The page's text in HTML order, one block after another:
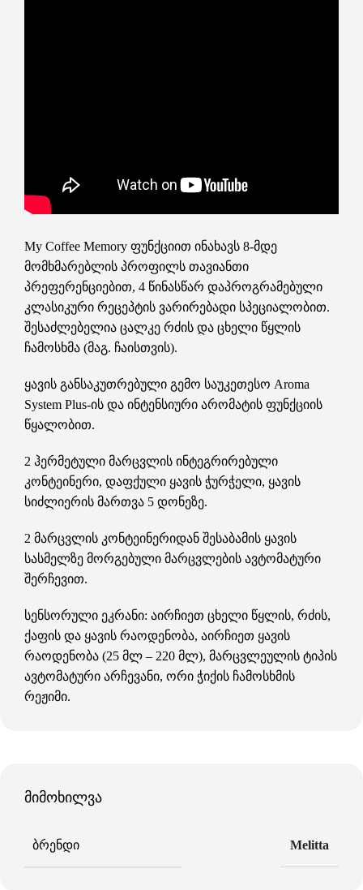
My Coffee Memory ფუნქციით ინახავს 8-მდე
მომხმარებლის პროფილს თავიანთი
პრეფერენციებით, 4 წინასწარ დაპროგრამებული
კლასიკური რეცეპტის ვარირებადი სპეციალობით.
შესაძლებელია ცალკე რძის და ცხელი წყლის
ჩამოსხმა (მაგ. ჩაისთვის).
ყავის განსაკუთრებული გემო საუკეთესო Aroma
System Plus-ის და ინტენსიური არომატის ფუნქციის
წყალობით.
2 ჰერმეტული მარცვლის ინტეგრირებული
კონტეინერი, დაფქული ყავის ჭურჭელი, ყავის
სიძლიერის მართვა 5 დონეზე.
2 მარცვლის კონტეინერიდან შესაბამის ყავის
სასმელზე მორგებული მარცვლების ავტომატური
შერჩევით.
სენსორული ეკრანი: აირჩიეთ ცხელი წყლის, რძის,
ქაფის და ყავის რაოდენობა, აირჩიეთ ყავის
რაოდენობა (25 მლ – 220 მლ), მარცვლეულის ტიპის
ავტომატური არჩევანი, ორი ჭიქის ჩამოსხმის
რეჟიმი.
მიმოხილვა
ᲑᲠᲔᲜᲓᲘ Melitta